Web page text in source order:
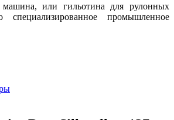
машина, или гильотина для рулонных
промышленное